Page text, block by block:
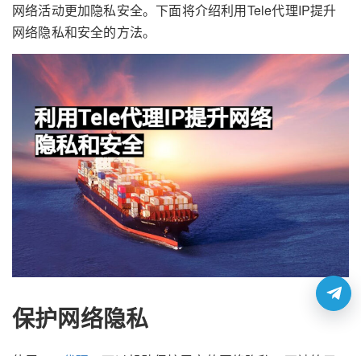
网络活动更加隐私安全。下面将介绍利用Tele代理IP提升
网络隐私和安全的方法。
保护网络隐私